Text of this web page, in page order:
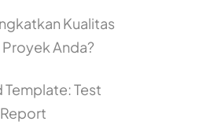
Kualitas
Anda?
Test